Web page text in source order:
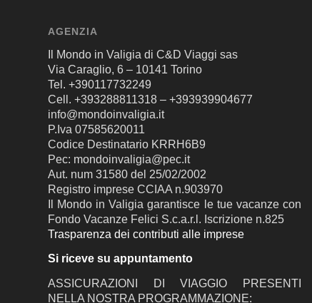
AGENZIA
Il Mondo in Valigia di C&D Viaggi sas
Via Caraglio, 6 – 10141 Torino
Tel. +390117732249
Cell. +393288811318 – +393939904677
info@mondoinvaligia.it
P.Iva 07585620011
Codice Destinatario KRRH6B9
Pec: mondoinvaligia@pec.it
Aut. num 31580 del 25/02/2002
Registro imprese CCIAA n.903970
Il Mondo in Valigia garantisce le tue vacanze con
Fondo Vacanze Felici S.c.a.r.l. Iscrizione n.825
Trasparenza dei contributi alle imprese
Si riceve su appuntamento
ASSICURAZIONI DI VIAGGIO PRESENTI
NELLA NOSTRA PROGRAMMAZIONE: